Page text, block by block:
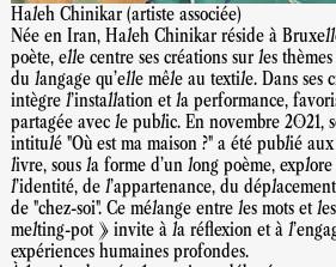
Haleh Chinikar (artiste associée)
Née en Iran, Haleh Chinikar réside à
poète, elle centre ses créations sur les
du langage qu’elle mêle au textile. Dans ses
intègre l'installation et la performance,
partagée avec le public. En novembre 2021,
intitulé "Où est ma maison ?" a été publié
livre, sous la forme d’un long poème,
l'identité, de l'appartenance, du
de "chez-soi". Ce mélange entre les mots et
melting-pot » invite à la réflexion et à
expériences humaines profondes.